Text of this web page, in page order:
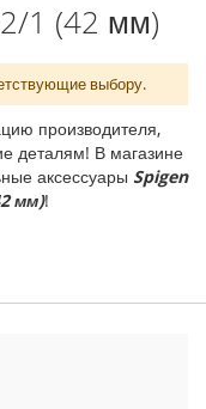
1 (42 мм)
выбору.
производителя,
деталям! В магазине
аксессуары Spigen
мм)!